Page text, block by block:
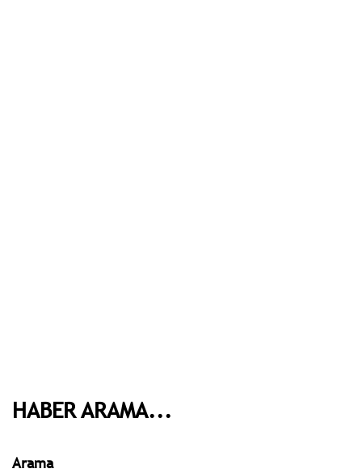
HABER ARAMA...
Arama